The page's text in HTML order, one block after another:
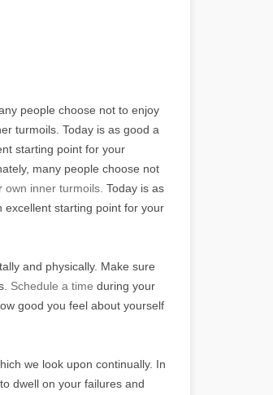
people choose not to enjoy
turmoils. Today is as good a
starting point for your
many people choose not
own inner turmoils. Today is as
starting point for your
and physically. Make sure
Schedule a time during your
good you feel about yourself
we look upon continually. In
dwell on your failures and